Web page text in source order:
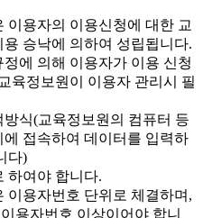
용자의 이용신청에 대한 교
용 승낙에 의하여 성립됩니다.
에 의해 이용자가 이용 신청
육정보원이 이용자 관리시 필
식(교육정보원의 컴퓨터 등
에 접속하여 데이터를 입력하
다)
하여야 합니다.
용자번호 단위로 체결하며,
용자번호 이상이어야 합니